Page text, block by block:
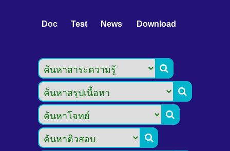
Doc Test News Download



